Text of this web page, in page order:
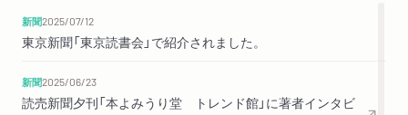
新聞2025/07/12
東京新聞「東京読書会」で紹介されました。
新聞2025/06/23
読売新聞夕刊「本よみうり堂 トレンド館」に著者インタビ